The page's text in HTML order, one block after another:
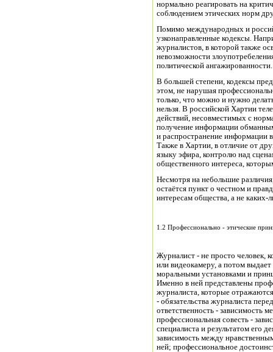
нормально реагировать на
соблюдением этических норм
Помимо международных и
узконаправленные кодексы.
журналистов, в которой также
невозможности
политической ангажированности.
В большей степени, кодексы
этом, не нарушая
только, что можно и нужно
нельзя. В российской Хартии
действий, несовместимых с
получение информации
и распространение информации
Также в Хартии, в отличие от
языку эфира, контролю над
общественного интереса,
Несмотря на небольшие
остаётся пункт о честном и
интересам общества, а не каких-
1.2 Профессионально - этические
Журналист - не просто человек,
или видеокамеру, а потом
моральными установками и
Именно в ней представлены
журналиста, которые
- обязательства журналиста
ответственность - зависимость
профессиональная совесть -
специалиста и результатом его
зависимость между
ней; профессиональное